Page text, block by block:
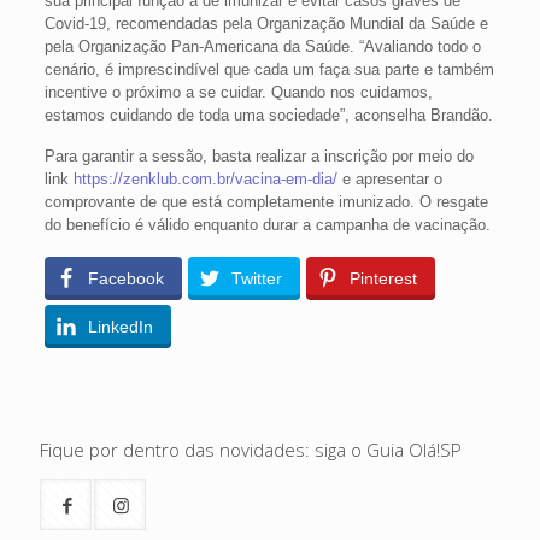
Covid-19, recomendadas pela Organização Mundial da Saúde e
pela Organização Pan-Americana da Saúde. “Avaliando todo o
cenário, é imprescindível que cada um faça sua parte e também
incentive o próximo a se cuidar. Quando nos cuidamos,
estamos cuidando de toda uma sociedade”, aconselha Brandão.
Para garantir a sessão, basta realizar a inscrição por meio do
link https://zenklub.com.br/vacina-em-dia/e apresentar o
comprovante de que está completamente imunizado. O resgate
do benefício é válido enquanto durar a campanha de vacinação.
Facebook Twitter Pinterest
LinkedIn
Fique por dentro das novidades: siga o Guia Olá!SP